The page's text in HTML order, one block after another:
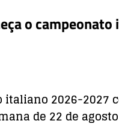
o campeonato
italiano 2026-2027
de 22 de